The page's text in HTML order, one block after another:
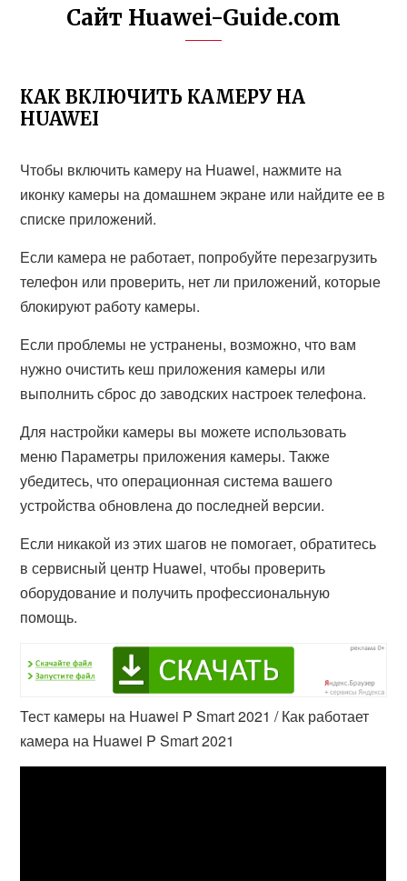
Сайт Huawei-Guide.com
КАК ВКЛЮЧИТЬ КАМЕРУ НА
HUAWEI
Чтобы включить камеру на Huawei, нажмите на
иконку камеры на домашнем экране или найдите ее в
списке приложений.
Если камера не работает, попробуйте перезагрузить
телефон или проверить, нет ли приложений, которые
блокируют работу камеры.
Если проблемы не устранены, возможно, что вам
нужно очистить кеш приложения камеры или
выполнить сброс до заводских настроек телефона.
Для настройки камеры вы можете использовать
меню Параметры приложения камеры. Также
убедитесь, что операционная система вашего
устройства обновлена до последней версии.
Если никакой из этих шагов не помогает, обратитесь
в сервисный центр Huawei, чтобы проверить
оборудование и получить профессиональную
помощь.
Тест камеры на Huawei P Smart 2021 / Как работает
камера на Huawei P Smart 2021